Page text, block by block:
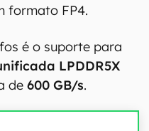
formato FP4.
é o suporte para
LPDDR5X
de 600 GB/s.